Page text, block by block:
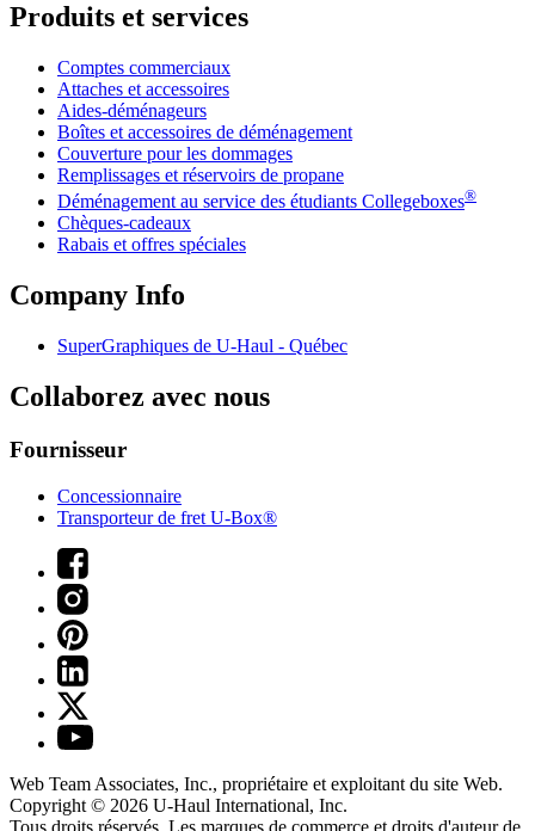
Produits et services
Comptes commerciaux
Attaches et accessoires
Aides-déménageurs
Boîtes et accessoires de déménagement
Couverture pour les dommages
Remplissages et réservoirs de propane
Déménagement au service des étudiants Collegeboxes®
Chèques-cadeaux
Rabais et offres spéciales
Company Info
SuperGraphiques de U-Haul - Québec
Collaborez avec nous
Fournisseur
Concessionnaire
Transporteur de fret U-Box®
Web Team Associates, Inc., propriétaire et exploitant du site Web.
Copyright © 2026 U-Haul International, Inc.
Tous droits réservés. Les marques de commerce et droits d'auteur de